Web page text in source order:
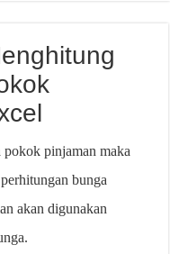
pinjaman maka
bunga
akan digunakan